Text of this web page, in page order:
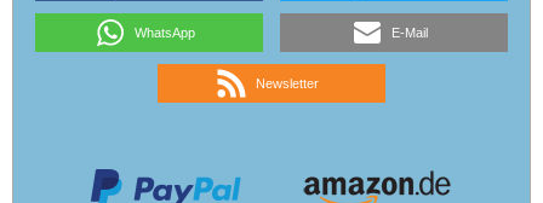
WhatsApp E-Mail
Newsletter